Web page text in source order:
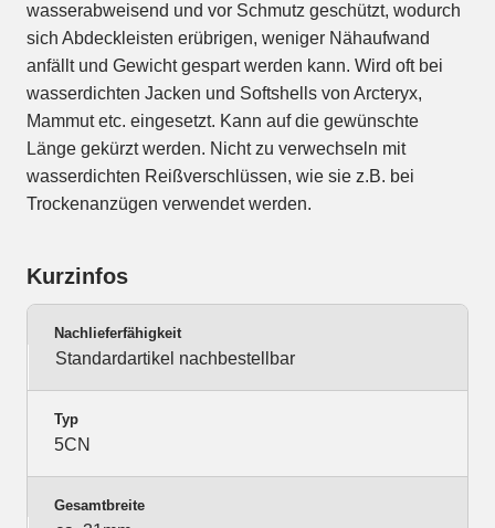
wasserabweisend und vor Schmutz geschützt, wodurch
sich Abdeckleisten erübrigen, weniger Nähaufwand
anfällt und Gewicht gespart werden kann. Wird oft bei
wasserdichten Jacken und Softshells von Arcteryx,
Mammut etc. eingesetzt. Kann auf die gewünschte
Länge gekürzt werden. Nicht zu verwechseln mit
wasserdichten Reißverschlüssen, wie sie z.B. bei
Trockenanzügen verwendet werden.
Kurzinfos
Nachlieferfähigkeit
Standardartikel nachbestellbar
Typ
5CN
Gesamtbreite